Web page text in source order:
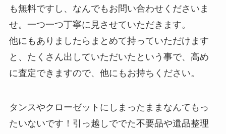
も無料ですし、なんでもお問い合わせくださいま
せ。一つ一つ丁寧に見させていただきます。
他にもありましたらまとめて持っていただけます
と、たくさん出していただいたという事で、高め
に査定できますので、他にもお持ちください。
タンスやクローゼットにしまったままなんてもっ
たいないです！引っ越しででた不要品や遺品整理